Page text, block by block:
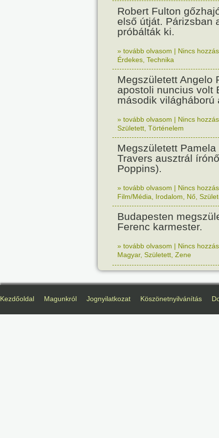
Robert Fulton
első útját. Párizsban
próbálták ki.
» tovább olvasom | Nincs
Érdekes Technika
Megszületett Angelo
apostoli nuncius volt
második világháború
» tovább olvasom | Nincs
Született Történelem
Megszületett Pamela
Travers ausztrál
Poppins).
» tovább olvasom | Nincs
Film/Média
Irodalom Nő
Budapesten
Ferenc karmester.
» tovább olvasom | Nincs
Magyar, Született Zene
Kezdőoldal Magunkról Jognyilatkozat Köszönetnyilvánítás